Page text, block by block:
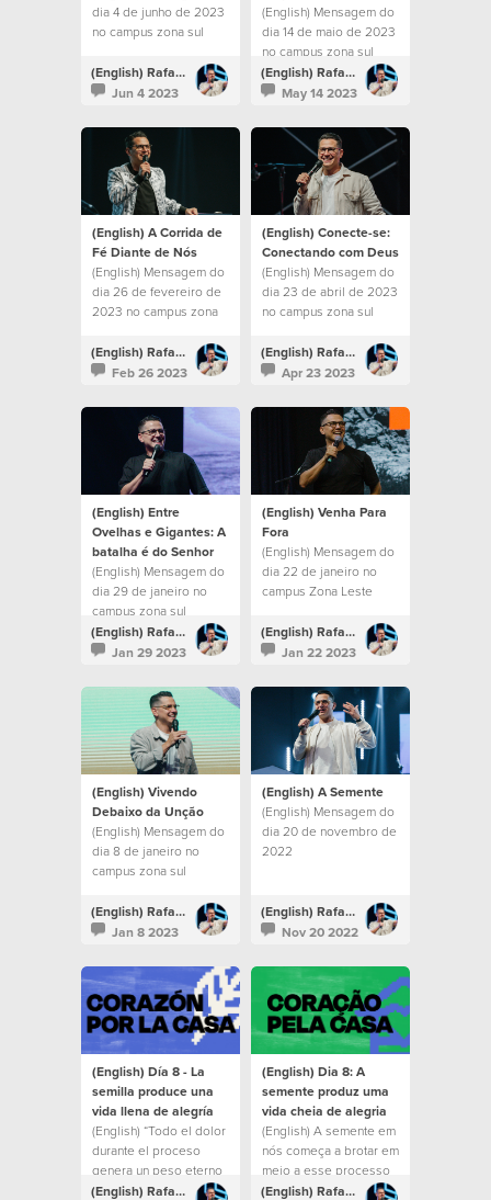
dia 4 de junho de 2023
no campus zona sul
(English) Rafael Bitencourt
Jun 4 2023
(English) Mensagem do
dia 14 de maio de 2023
no campus zona sul
(English) Rafael Bitencourt
May 14 2023
(English) A Corrida de
Fé Diante de Nós
(English) Mensagem do
dia 26 de fevereiro de
2023 no campus zona
(English) Rafael Bitencourt
Feb 26 2023
(English) Conecte-se:
Conectando com Deus
(English) Mensagem do
dia 23 de abril de 2023
no campus zona sul
(English) Rafael Bitencourt
Apr 23 2023
(English) Entre
Ovelhas e Gigantes: A
batalha é do Senhor
(English) Mensagem do
dia 29 de janeiro no
campus zona sul
(English) Rafael Bitencourt
Jan 29 2023
(English) Venha Para
Fora
(English) Mensagem do
dia 22 de janeiro no
campus Zona Leste
(English) Rafael Bitencourt
Jan 22 2023
(English) Vivendo
Debaixo da Unção
(English) Mensagem do
dia 8 de janeiro no
campus zona sul
(English) Rafael Bitencourt
Jan 8 2023
(English) A Semente
(English) Mensagem do
dia 20 de novembro de
2022
(English) Rafael Bitencourt
Nov 20 2022
(English) Día 8 - La
semilla produce una
vida llena de alegría
(English) “Todo el dolor
durante el proceso
genera un peso eterno
de gloria y aunque
(English) Rafael Bitencourt
(English) Dia 8: A
semente produz uma
vida cheia de alegria
(English) A semente em
nós começa a brotar em
meio a esse processo
e deixamos um espírito
(English) Rafael Bitencourt